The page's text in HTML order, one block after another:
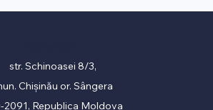
str. Schinoasei 8/3,
Chișinău or. Sângera
2091, Republica Moldova